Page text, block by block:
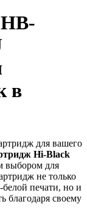
в
для вашего
Hi-Black
выбором для
не только
белой печати, но и
благодаря своему